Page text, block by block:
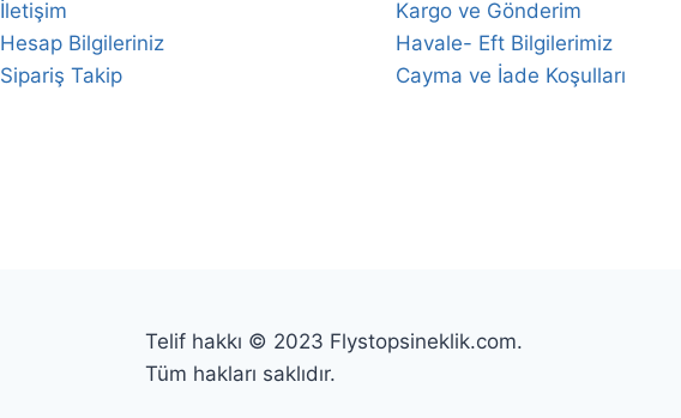
İletişim
Hesap Bilgileriniz
Sipariş Takip
Kargo ve Gönderim
Havale- Eft Bilgilerimiz
Cayma ve İade Koşulları
Telif hakkı © 2023 Flystopsineklik.com.
Tüm hakları saklıdır.